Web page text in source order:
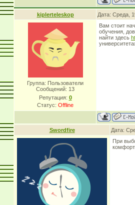
kiplerteleskop Дата: Среда,
Группа: Пользователи
Сообщений: 13
Репутация: 0
Статус: Offline
Вам стоит
обучения,
найти здесь
Swordfire Дата:
При